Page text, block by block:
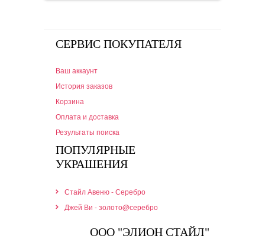
СЕРВИС ПОКУПАТЕЛЯ
Ваш аккаунт
История заказов
Корзина
Оплата и доставка
Результаты поиска
ПОПУЛЯРНЫЕ
УКРАШЕНИЯ
Стайл Авеню - Серебро
Джей Ви - золото@серебро
ООО "ЭЛИОН СТАЙЛ"